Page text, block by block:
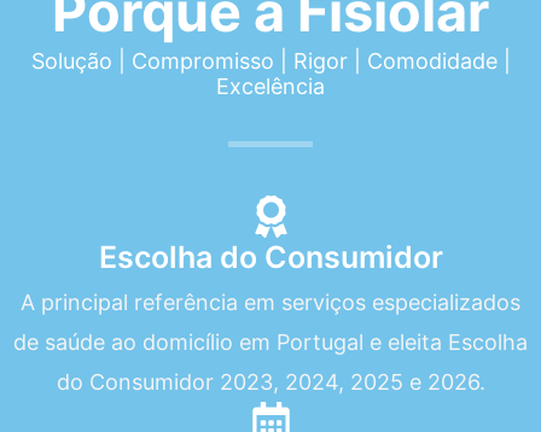
Solução | Compromisso | Rigor | Comodidade |
Excelência
Escolha do Consumidor
A principal referência em serviços especializados
de saúde ao domicílio em Portugal e eleita Escolha
do Consumidor 2023, 2024, 2025 e 2026.